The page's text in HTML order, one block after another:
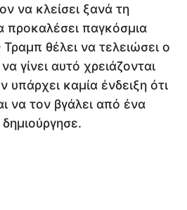
να κλείσει ξανά τη
προκαλέσει παγκόσμια
θέλει να τελειώσει ο
γίνει αυτό χρειάζονται
υπάρχει καμία ένδειξη ότι
να τον βγάλει από ένα